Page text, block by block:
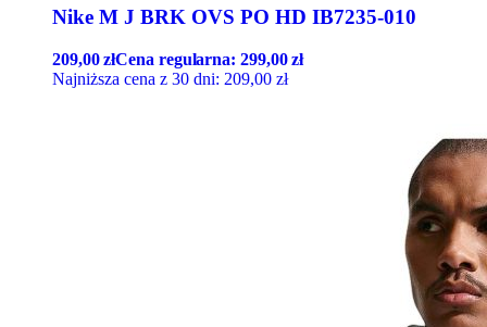
Nike M J BRK OVS PO HD IB7235-010
209,00złCena regularna:299,00zł
Najniższa cena z 30 dni: 209,00 zł